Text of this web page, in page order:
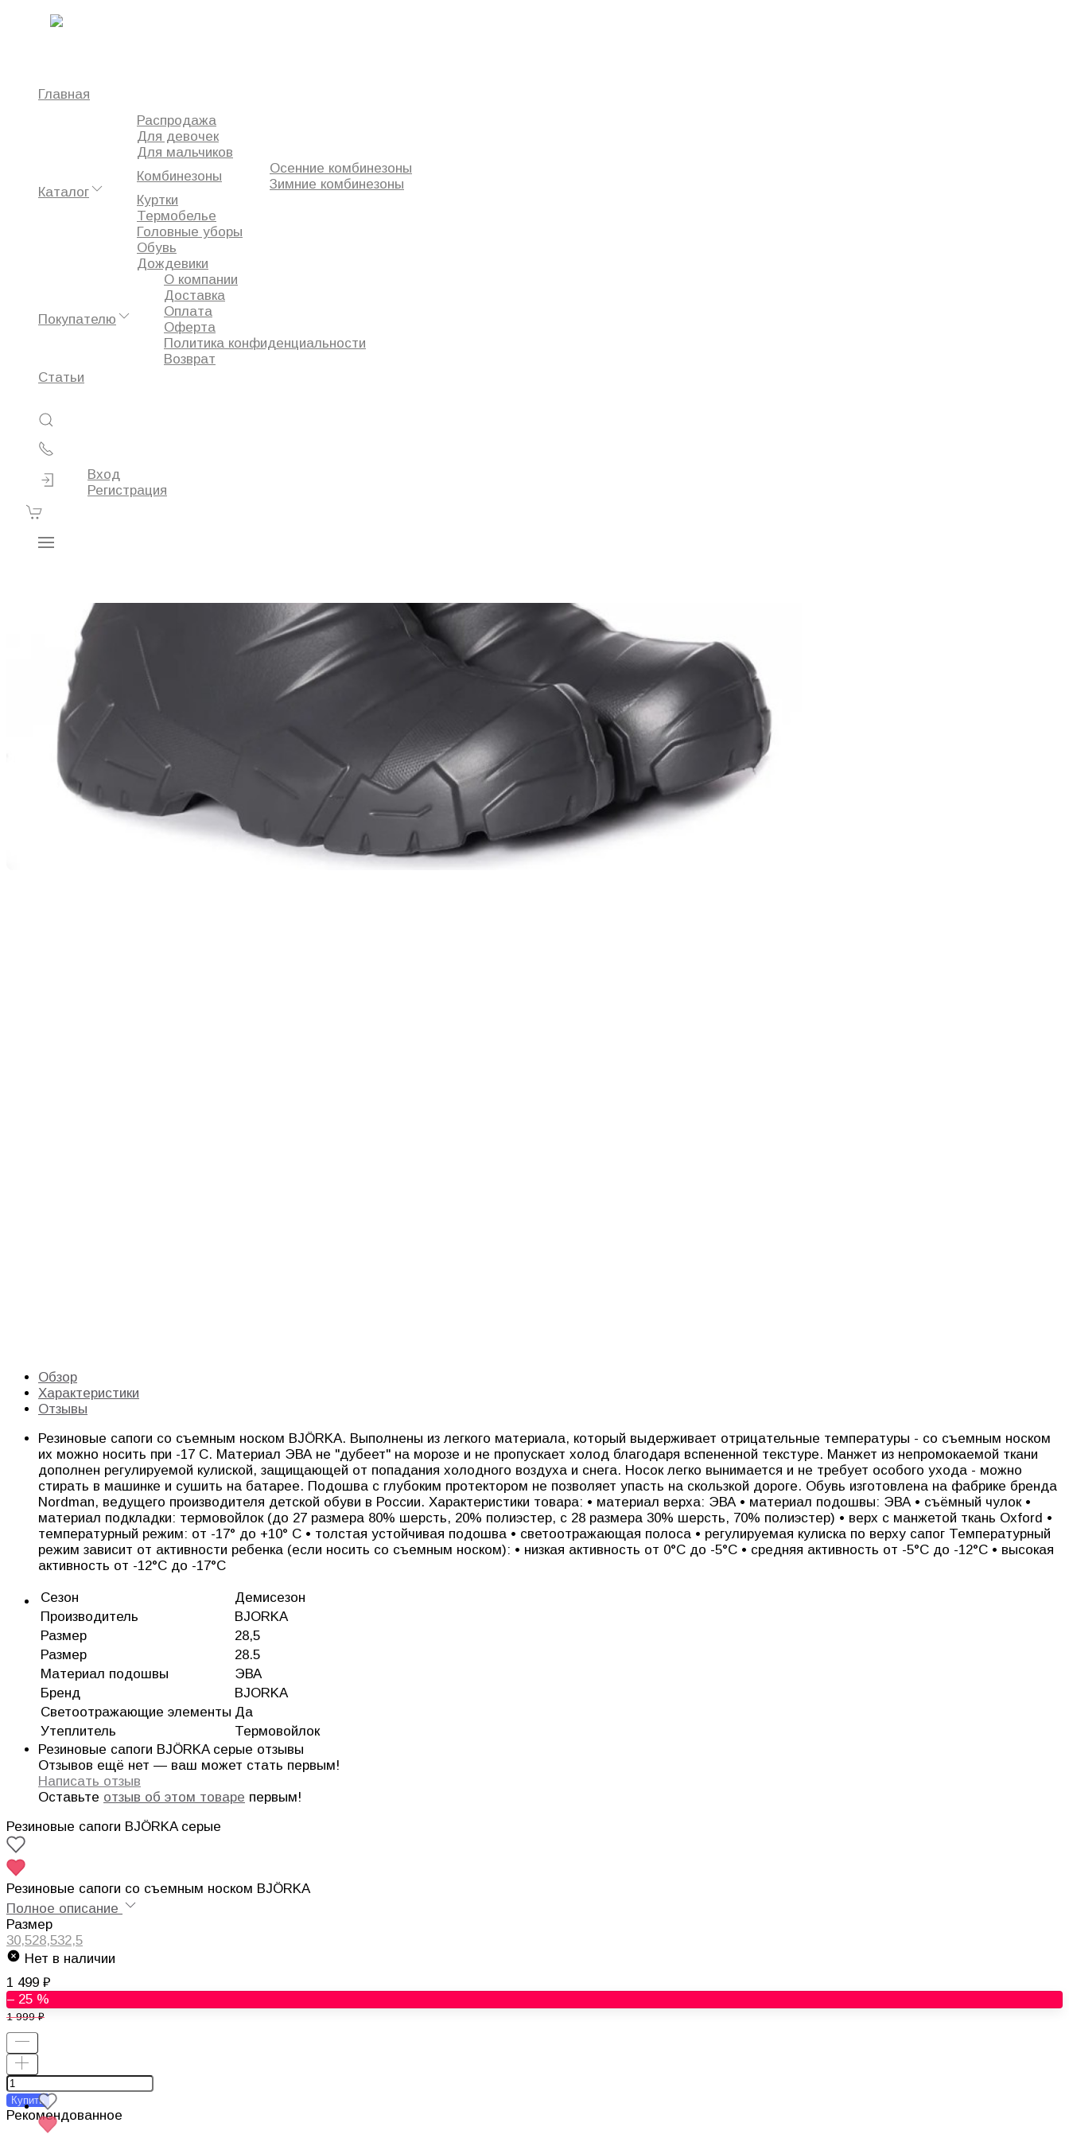
Главная
Каталог
Распродажа
Для девочек
Для мальчиков
Комбинезоны
Осенние комбинезоны
Зимние комбинезоны
Куртки
Термобелье
Головные уборы
Обувь
Дождевики
Покупателю
О компании
Доставка
Оплата
Оферта
Политика конфиденциальности
Возврат
Статьи
Вход
Регистрация
Главная
Обзор
Характеристики
Отзывы
Резиновые сапоги со съемным носком BJÖRKA. Выполнены из легкого материала, который выдерживает отрицательные температуры - со съемным носком
их можно носить при -17 С. Материал ЭВА не "дубеет" на морозе и не пропускает холод благодаря вспененной текстуре. Манжет из непромокаемой ткани
дополнен регулируемой кулиской, защищающей от попадания холодного воздуха и снега. Носок легко вынимается и не требует особого ухода - можно
стирать в машинке и сушить на батарее. Подошва с глубоким протектором не позволяет упасть на скользкой дороге. Обувь изготовлена на фабрике бренда
Nordman, ведущего производителя детской обуви в России. Характеристики товара: • материал верха: ЭВА • материал подошвы: ЭВА • съёмный чулок •
материал подкладки: термовойлок (до 27 размера 80% шерсть, 20% полиэстер, с 28 размера 30% шерсть, 70% полиэстер) • верх с манжетой ткань Oxford •
температурный режим: от -17° до +10° С • толстая устойчивая подошва • светоотражающая полоса • регулируемая кулиска по верху сапог Температурный
режим зависит от активности ребенка (если носить со съемным носком): • низкая активность от 0°С до -5°С • средняя активность от -5°С до -12°С • высокая
активность от -12°С до -17°С
Сезон
Демисезон
Производитель
BJORKA
Размер
28,5
Размер
28.5
Материал подошвы
ЭВА
Бренд
BJORKA
Светоотражающие элементы Да
Утеплитель
Термовойлок
Резиновые сапоги BJÖRKA серые отзывы
Отзывов ещё нет — ваш может стать первым!
Написать отзыв
Оставьте отзыв об этом товаре первым!
Резиновые сапоги BJÖRKA серые
Резиновые сапоги со съемным носком BJÖRKA
Полное описание
Размер
30,528,532,5
Нет в наличии
1 499
– 25 %
1 999
Купить
Рекомендованное